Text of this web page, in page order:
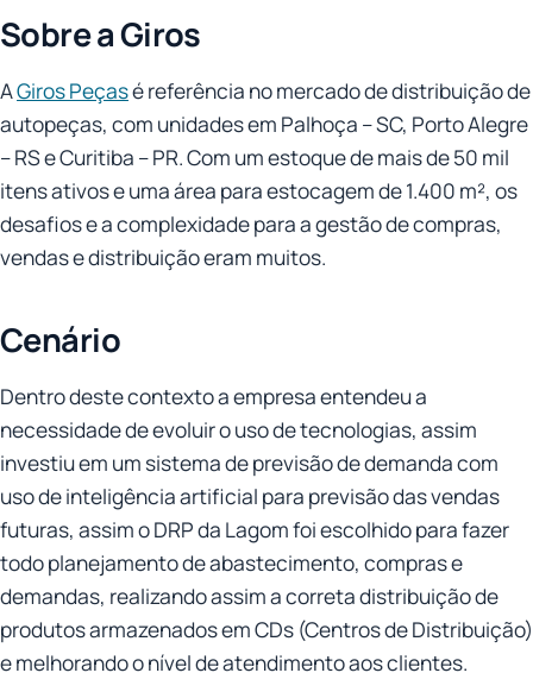
Sobre a Giros
AGiros Peçasé referência no mercado de distribuição de
autopeças, com unidades em Palhoça – SC, Porto Alegre
– RS e Curitiba – PR. Com um estoque de mais de 50 mil
itens ativos e uma área para estocagem de 1.400 m², os
desafios e a complexidade para a gestão de compras,
vendas e distribuição eram muitos.
Cenário
Dentro deste contexto a empresa entendeu a
necessidade de evoluir o uso de tecnologias, assim
investiu em um sistema de previsão de demanda com
uso de inteligência artificial para previsão das vendas
futuras, assim o DRP da Lagom foi escolhido para fazer
todo planejamento de abastecimento, compras e
demandas, realizando assim a correta distribuição de
produtos armazenados em CDs (Centros de Distribuição)
e melhorando o nível de atendimento aos clientes.